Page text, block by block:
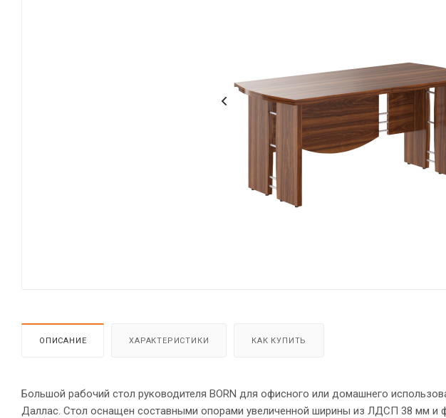
ОПИСАНИЕ ХАРАКТЕРИСТИКИ КАК КУПИТЬ
Большой рабочий стол руководителя BORN для офисного или домашнего
Даллас. Стол оснащен составными опорами увеличенной ширины из ЛДСП 38 мм и